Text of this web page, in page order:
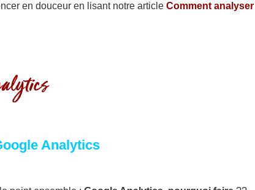
en douceur en lisant notre article Comment analyser
Analytics